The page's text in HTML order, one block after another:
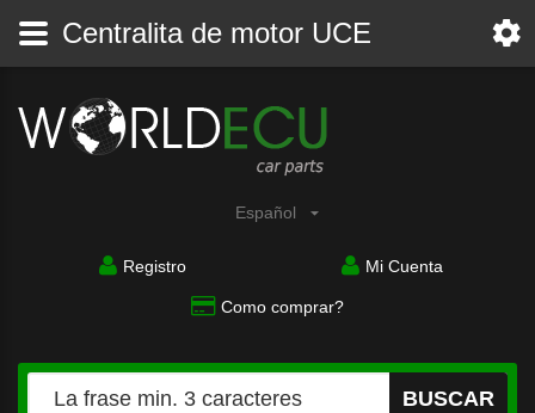
Español
Registro Mi Cuenta
Como comprar?
BUSCAR
Centralita de motor UCE